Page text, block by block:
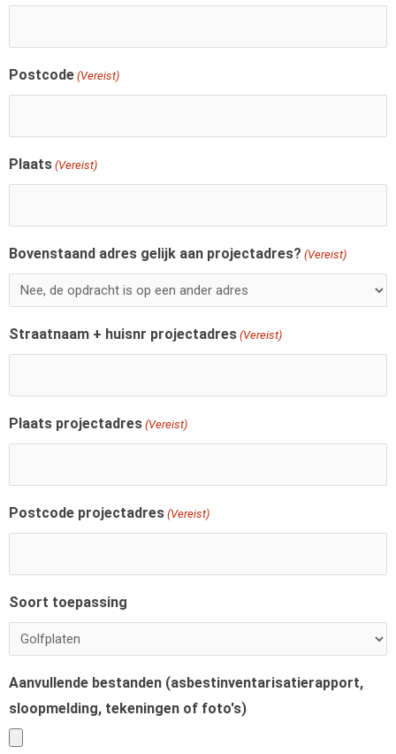
Postcode (Vereist)
Plaats (Vereist)
Bovenstaand adres gelijk aan projectadres? (Vereist)
Straatnaam + huisnr projectadres (Vereist)
Plaats projectadres (Vereist)
Postcode projectadres (Vereist)
Soort toepassing
Aanvullende bestanden (asbestinventarisatierapport,
sloopmelding, tekeningen of foto's)